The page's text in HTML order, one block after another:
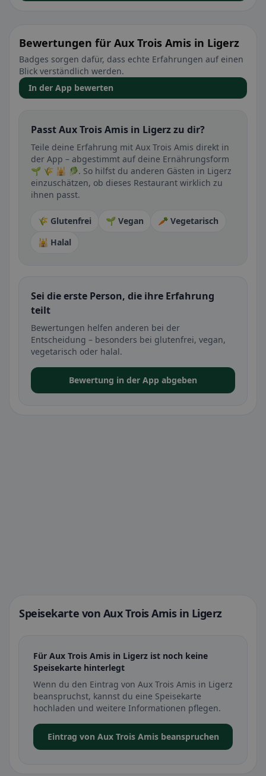
Bewertungen für Aux Trois Amis in Ligerz
Badges sorgen dafür, dass echte Erfahrungen auf einen
Blick verständlich werden.
In der App bewerten
Passt Aux Trois Amis in Ligerz zu dir?
Teile deine Erfahrung mit Aux Trois Amis direkt in
der App – abgestimmt auf deine Ernährungsform
🌱 🌾 🕌 🥬. So hilfst du anderen Gästen in Ligerz
einzuschätzen, ob dieses Restaurant wirklich zu
ihnen passt.
🌾 Glutenfrei 🌱 Vegan
🥕 Vegetarisch
🕌 Halal
Sei die erste Person, die ihre Erfahrung
teilt
Bewertungen helfen anderen bei der
Entscheidung – besonders bei glutenfrei, vegan,
vegetarisch oder halal.
Bewertung in der App abgeben
Speisekarte von Aux Trois Amis in Ligerz
Für Aux Trois Amis in Ligerz ist noch keine
Speisekarte hinterlegt
Wenn du den Eintrag von Aux Trois Amis in Ligerz
beanspruchst, kannst du eine Speisekarte
hochladen und weitere Informationen pflegen.
Eintrag von Aux Trois Amis beanspruchen